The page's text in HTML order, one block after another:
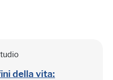
della vita: